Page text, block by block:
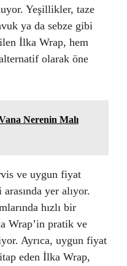
Yeşillikler, taze
ya da sebze gibi
İlka Wrap, hem
olarak öne
Nerenin Malı
ve uygun fiyat
yer alıyor.
hızlı bir
Wrap’in pratik ve
Ayrıca, uygun fiyat
eden İlka Wrap,